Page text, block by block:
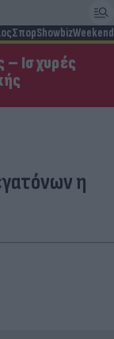
ΣπορShowbizWeekend
– Ισχυρές
η